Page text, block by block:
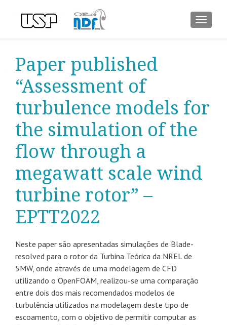
Paper published
“Assessment of
turbulence models for
the simulation of the
flow through a
megawatt scale wind
turbine rotor” –
EPTT2022
Neste paper são apresentadas simulações de Blade-
resolved para o rotor da Turbina Teórica da NREL de
5MW, onde através de uma modelagem de CFD
utilizando o OpenFOAM, realizou-se uma comparação
entre dois dos mais recomendados modelos de
turbulência utilizados na modelagem deste tipo de
escoamento, com o objetivo de permitir computar as